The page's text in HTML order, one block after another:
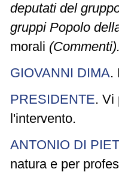
deputati del
gruppi Popolo
morali
GIOVANNI DIMA.
PRESIDENTE. Vi
l'intervento.
ANTONIO DI
natura e per